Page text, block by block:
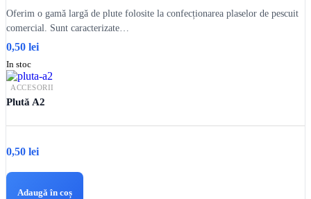
Oferim o gamă largă de plute folosite la confecționarea plaselor de pescuit
comercial. Sunt caracterizate…
0,50 lei
In stoc
ACCESORII
Plută A2
0,50 lei
Adaugă în coș